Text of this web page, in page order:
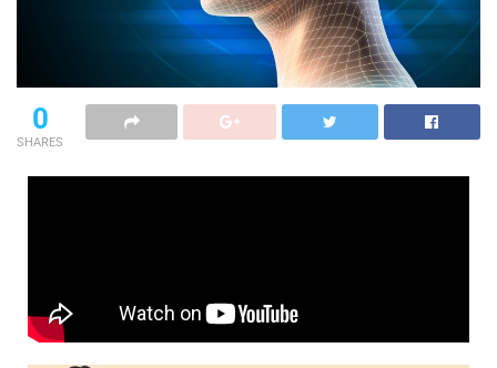
0
SHARES